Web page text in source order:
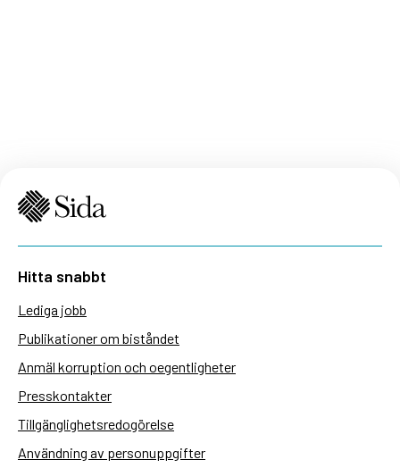
Hitta snabbt
Lediga jobb
Publikationer om biståndet
Anmäl korruption och oegentligheter
Presskontakter
Tillgänglighetsredogörelse
Användning av personuppgifter